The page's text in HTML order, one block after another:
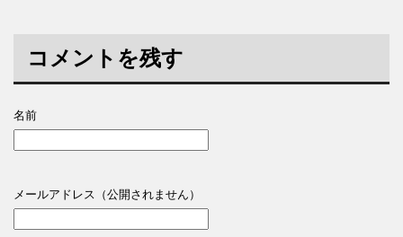
コメントを残す
名前
メールアドレス（公開されません）